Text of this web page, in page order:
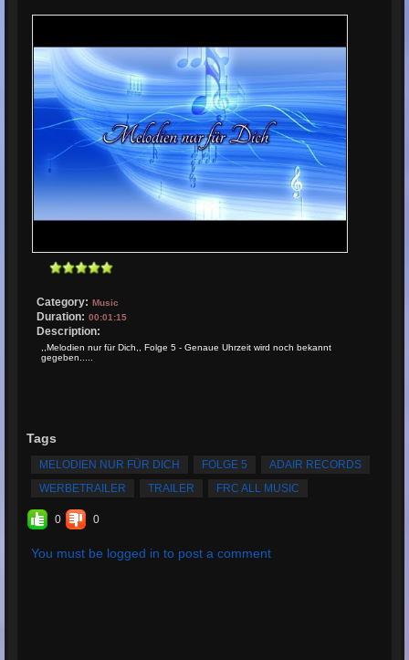
Category: Music
Duration: 00:01:15
Description:
,,Melodien nur für Dich,, Folge 5 - Genaue Uhrzeit wird noch bekannt
gegeben.....
Tags
MELODIEN NUR FÜR DICH FOLGE 5
ADAIR RECORDS
WERBETRAILER
TRAILER FRC ALL MUSIC
0 0
You must be logged in to post a comment